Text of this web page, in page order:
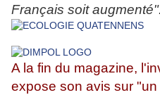
Français soit augmenté".
A la fin du magazine,
expose son avis sur "un